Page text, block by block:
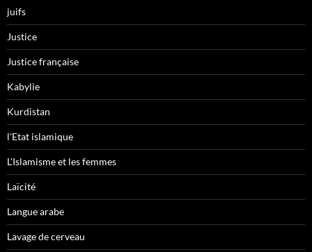
juifs
Justice
Justice française
Kabylie
Kurdistan
l'Etat islamique
L'Islamisme et les femmes
Laïcité
Langue arabe
Lavage de cerveau